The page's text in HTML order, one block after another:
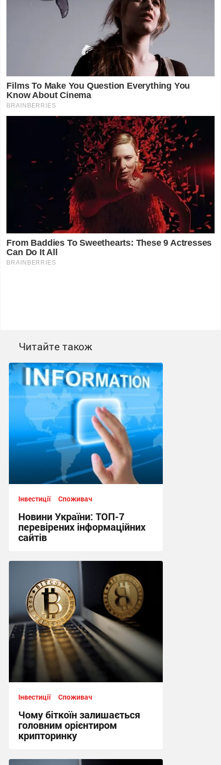
Читайте також
Інвестиції Споживач
Новини України: ТОП-7
перевірених інформаційних
сайтів
Інвестиції Споживач
Чому біткоїн залишається
головним орієнтиром
крипторинку